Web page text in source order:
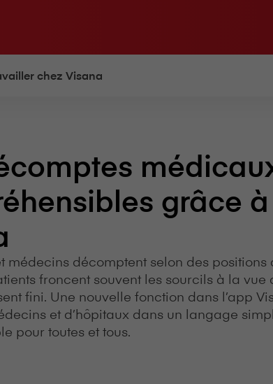
chez V⁠i⁠s⁠a⁠n⁠a
grâce
médecins décomptent selon des positions
froncent souvent les sourcils à la vue
fini. Une nouvelle fonction dans l’app
et d’hôpitaux dans un langage
pour toutes et tous.